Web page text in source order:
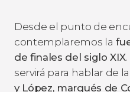
Desde el punto de
contemplaremos la
de finales del siglo XIX
servirá para hablar de
y López, marqués de